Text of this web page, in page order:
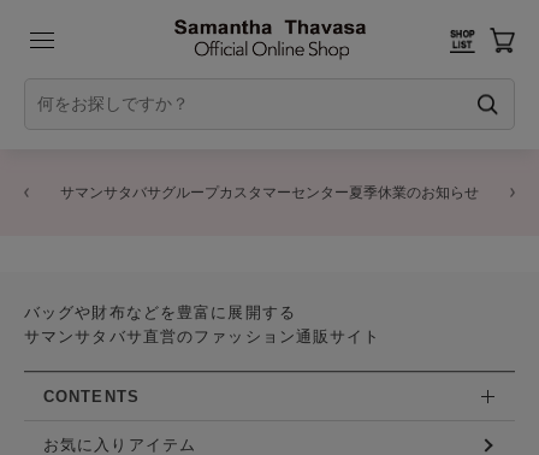
サマンサタバサグループカスタマーセンター夏季休業のお知らせ
バッグや財布などを豊富に展開する
サマンサタバサ直営のファッション通販サイト
CONTENTS
お気に入りアイテム